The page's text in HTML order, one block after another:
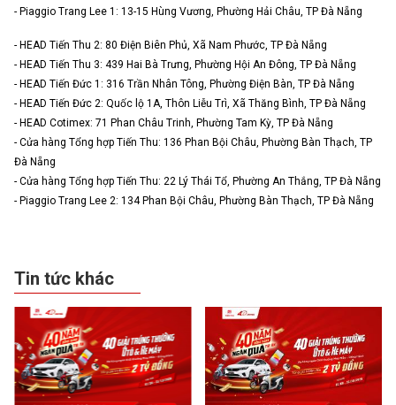
- Piaggio Trang Lee 1: 13-15 Hùng Vương, Phường Hải Châu, TP Đà Nẵng
- HEAD Tiến Thu 2: 80 Điện Biên Phủ, Xã Nam Phước, TP Đà Nẵng
- HEAD Tiến Thu 3: 439 Hai Bà Trưng, Phường Hội An Đông, TP Đà Nẵng
- HEAD Tiến Đức 1: 316 Trần Nhân Tông, Phường Điện Bàn, TP Đà Nẵng
- HEAD Tiến Đức 2: Quốc lộ 1A, Thôn Liễu Trì, Xã Thăng Bình, TP Đà Nẵng
- HEAD Cotimex: 71 Phan Châu Trinh, Phường Tam Kỳ, TP Đà Nẵng
- Cửa hàng Tổng hợp Tiến Thu: 136 Phan Bội Châu, Phường Bàn Thạch, TP
Đà Nẵng
- Cửa hàng Tổng hợp Tiến Thu: 22 Lý Thái Tổ, Phường An Thắng, TP Đà Nẵng
- Piaggio Trang Lee 2: 134 Phan Bội Châu, Phường Bàn Thạch, TP Đà Nẵng
Tin tức khác